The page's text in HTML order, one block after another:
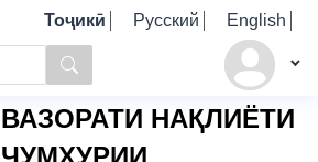
Тоҷикӣ Русский English
ВАЗОРАТИ НАҚЛИЁТИ